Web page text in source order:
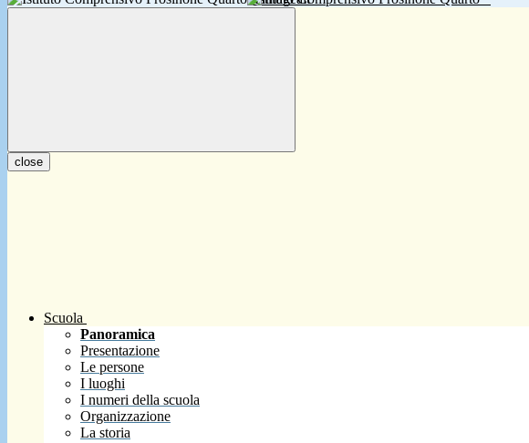
close
Scuola
Panoramica
Presentazione
Le persone
I luoghi
I numeri della scuola
Organizzazione
La storia